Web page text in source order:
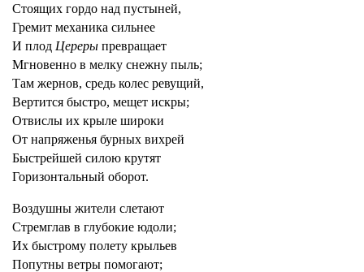
Стоящих гордо над пустыней,
Гремит механика сильнее
И плод Цереры превращает
Мгновенно в мелку снежну пыль;
Там жернов, средь колес ревущий,
Вертится быстро, мещет искры;
Отвислы их крыле широки
От напряженья бурных вихрей
Быстрейшей силою крутят
Горизонтальный оборот.
Воздушны жители слетают
Стремглав в глубокие юдоли;
Их быстрому полету крыльев
Попутны ветры помогают;